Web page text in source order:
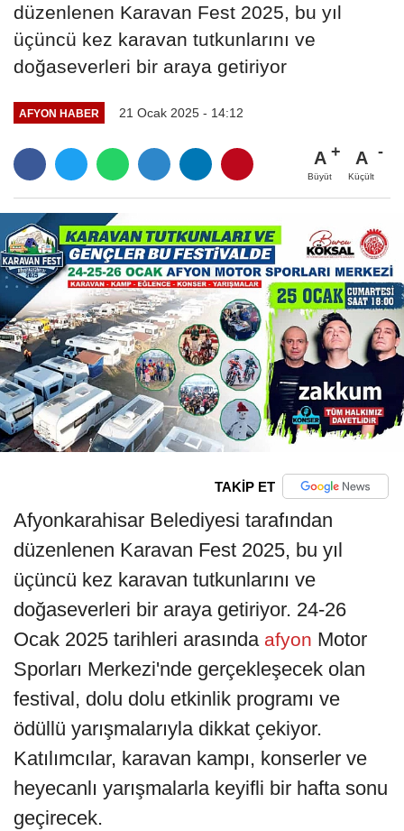
düzenlenen Karavan Fest 2025, bu yıl
üçüncü kez karavan tutkunlarını ve
doğaseverleri bir araya getiriyor
AFYON HABER 21 Ocak 2025 - 14:12
A
Büyüt
A
Küçült
TAKİP ET
Afyonkarahisar Belediyesi tarafından
düzenlenen Karavan Fest 2025, bu yıl
üçüncü kez karavan tutkunlarını ve
doğaseverleri bir araya getiriyor. 24-26
Ocak 2025 tarihleri arasında afyon Motor
Sporları Merkezi'nde gerçekleşecek olan
festival, dolu dolu etkinlik programı ve
ödüllü yarışmalarıyla dikkat çekiyor.
Katılımcılar, karavan kampı, konserler ve
heyecanlı yarışmalarla keyifli bir hafta sonu
geçirecek.